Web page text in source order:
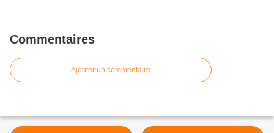
Commentaires
Ajouter un commentaire